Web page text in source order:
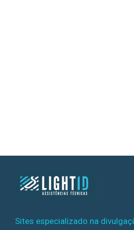
Sites especializado na